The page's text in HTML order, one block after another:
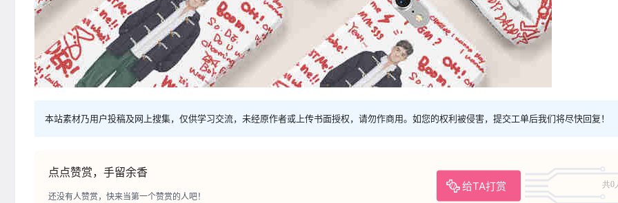
本站素材乃用户投稿及网上搜集，仅供学习交流，未经原作者或上传书面授权，请勿作商用。如您的权利被侵害，提交工单后我们将尽快回复！
点点赞赏，手留余香
给TA打赏 共0
还没有人赞赏，快来当第一个赞赏的人吧！